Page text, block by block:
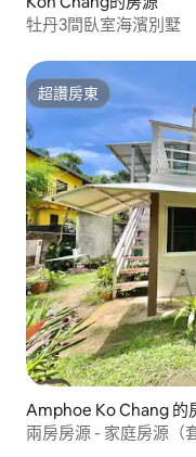
牡丹3間臥室海濱別墅
超讚房東
超讚房東
Amphoe Ko Chang 的
兩房房源 - 家庭房源（